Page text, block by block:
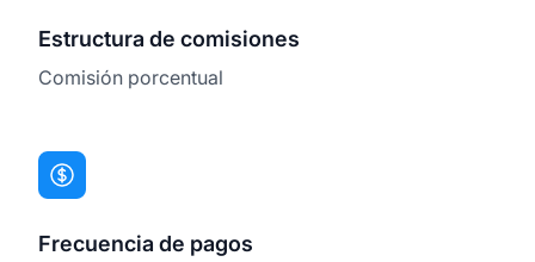
Estructura de comisiones
Comisión porcentual
Frecuencia de pagos